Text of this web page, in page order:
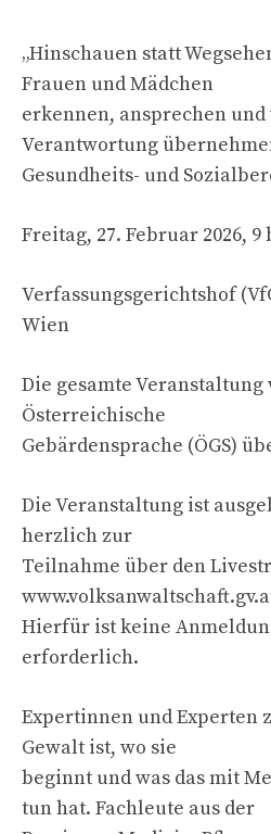
„Hinschauen statt
Frauen und Mädchen
erkennen, ansprechen
Verantwortung
Gesundheits- und
Freitag, 27. Februar 2026, 9
Verfassungsgerichtshof
Wien
Die gesamte
Österreichische
Gebärdensprache (ÖGS)
Die Veranstaltung ist
herzlich zur
Teilnahme über den
Hierfür ist keine
erforderlich.
Expertinnen und Experten
Gewalt ist, wo sie
beginnt und was das mit
tun hat. Fachleute aus der